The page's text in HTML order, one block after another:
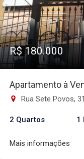
R$ 180.000
Apartamento à
Rua Sete Povos,
2 Quartos 1
Mais informações